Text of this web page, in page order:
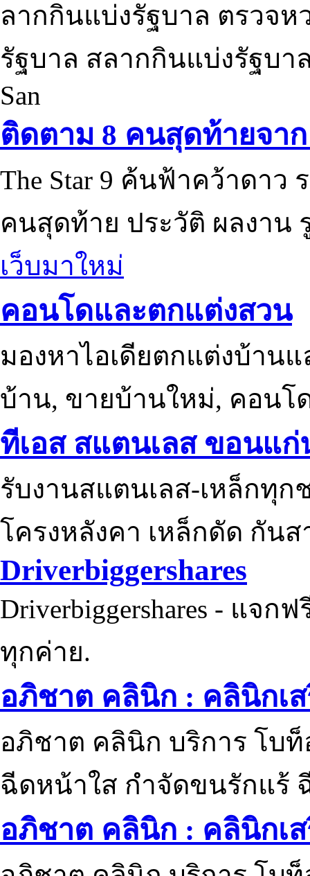
ลากกินแบ่งรัฐบาล ตรวจ
รัฐบาล สลากกินแบ่งรัฐบา
San
ติดตาม 8 คนสุดท้ายจาก
The Star 9 ค้นฟ้าคว้าดาว
คนสุดท้าย ประวัติ ผลงาน
เว็บมาใหม่
คอนโดและตกแต่งสวน
มองหาไอเดียตกแต่งบ้าน
บ้าน, ขายบ้านใหม่, คอนโ
ทีเอส สแตนเลส ขอนแก่
รับงานสแตนเลส-เหล็กทุ
โครงหลังคา เหล็กดัด กัน
Driverbiggershares
Driverbiggershares - แจก
ทุกค่าย.
อภิชาต คลินิก : คลินิกเ
อภิชาต คลินิก บริการ โบ
ฉีดหน้าใส กำจัดขนรักแร้
อภิชาต คลินิก : คลินิกเ